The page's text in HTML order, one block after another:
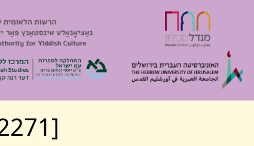
[Algemeyn 2271] נגון-רקוד לחסידי חב"ד